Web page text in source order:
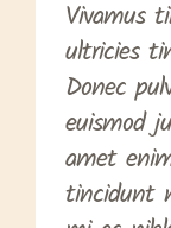
Vivamus
ultricies
Donec
euismod
amet
tincidunt